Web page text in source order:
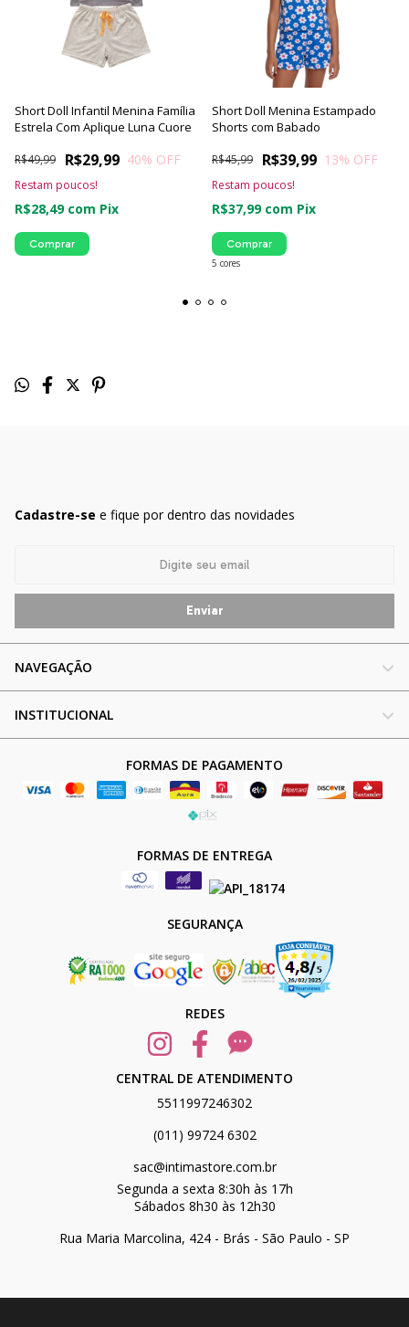
Short Doll Infantil Menina Família
Estrela Com Aplique Luna Cuore
R$29,99
R$49,99 40% OFF
R$28,49 com Pix
Restam poucos!
Comprar
Short Doll Menina Estampado
Shorts com Babado
R$39,99
R$45,99 13% OFF
R$37,99 com Pix
Restam poucos!
5 cores
Comprar
Cadastre-se e fique por dentro das novidades
NAVEGAÇÃO
INSTITUCIONAL
FORMAS DE PAGAMENTO
FORMAS DE ENTREGA
SEGURANÇA
REDES
CENTRAL DE ATENDIMENTO
5511997246302
(011) 99724 6302
sac@intimastore.com.br
Segunda a sexta 8:30h às 17h
Sábados 8h30 às 12h30
Rua Maria Marcolina, 424 - Brás - São Paulo - SP